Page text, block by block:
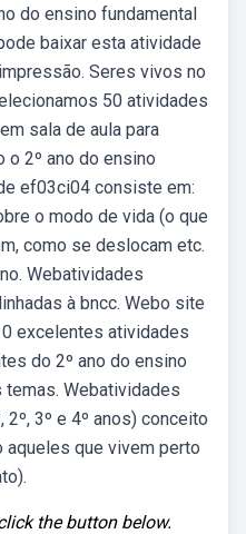
do ensino fundamental
baixar esta atividade
Seres vivos no
50 atividades
sala de aula para
o 2º ano do ensino
ef03ci04 consiste em:
o modo de vida (o que
como se deslocam etc.
Webatividades
à bncc. Webo site
excelentes atividades
do 2º ano do ensino
Webatividades
3º e 4º anos) conceito
que vivem perto
the button below.